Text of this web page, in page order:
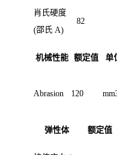
肖氏硬度
(邵氏 A)
82
机械性能 额定值 单
Abrasion 120
弹性体 额定值